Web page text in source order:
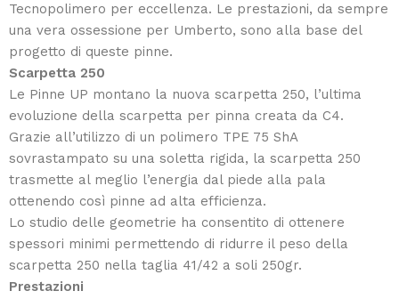
Tecnopolimero per eccellenza. Le prestazioni, da sempre
una vera ossessione per Umberto, sono alla base del
progetto di queste pinne.
Scarpetta 250
Le Pinne UP montano la nuova scarpetta 250, l’ultima
evoluzione della scarpetta per pinna creata da C4.
Grazie all’utilizzo di un polimero TPE 75 ShA
sovrastampato su una soletta rigida, la scarpetta 250
trasmette al meglio l’energia dal piede alla pala
ottenendo così pinne ad alta efficienza.
Lo studio delle geometrie ha consentito di ottenere
spessori minimi permettendo di ridurre il peso della
scarpetta 250 nella taglia 41/42 a soli 250gr.
Prestazioni